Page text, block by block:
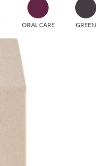
strumenti di
food,
ORAL CARE GREEN